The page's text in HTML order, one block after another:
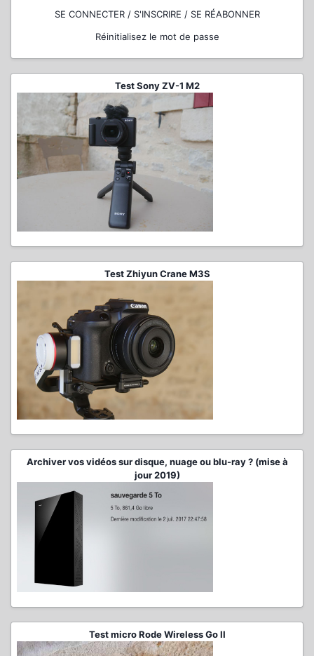
SE CONNECTER / S'INSCRIRE / SE RÉABONNER
Réinitialisez le mot de passe
Test Sony ZV-1 M2
Test Zhiyun Crane M3S
Archiver vos vidéos sur disque, nuage ou blu-ray ? (mise à
jour 2019)
Test micro Rode Wireless Go II